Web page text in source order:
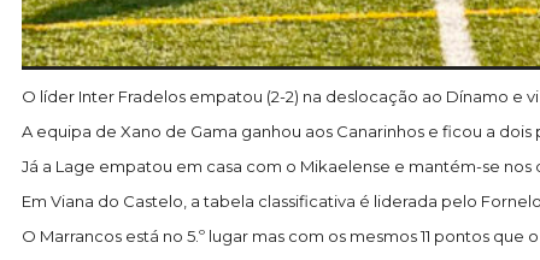
O líder Inter Fradelos empatou (2-2) na deslocação ao Dínamo e
A equipa de Xano de Gama ganhou aos Canarinhos e ficou a dois
Já a Lage empatou em casa com o Mikaelense e mantém-se
Em Viana do Castelo, a tabela classificativa é liderada pelo
O Marrancos está no 5.º lugar mas com os mesmos 11 pontos que